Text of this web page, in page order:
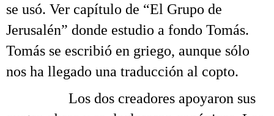
se usó. Ver capítulo de “El Grupo de
Jerusalén” donde estudio a fondo Tomás.
Tomás se escribió en griego, aunque sólo
nos ha llegado una traducción al copto.
Los dos creadores apoyaron sus